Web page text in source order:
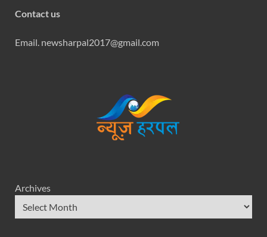
Contact us
Email. newsharpal2017@gmail.com
Archives